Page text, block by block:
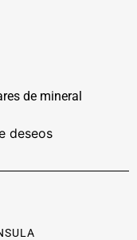
de mineral
deseos